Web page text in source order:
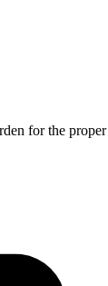
for the